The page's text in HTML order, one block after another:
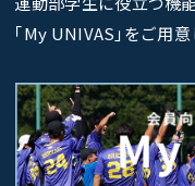
｢My UNIVAS｣をご用意